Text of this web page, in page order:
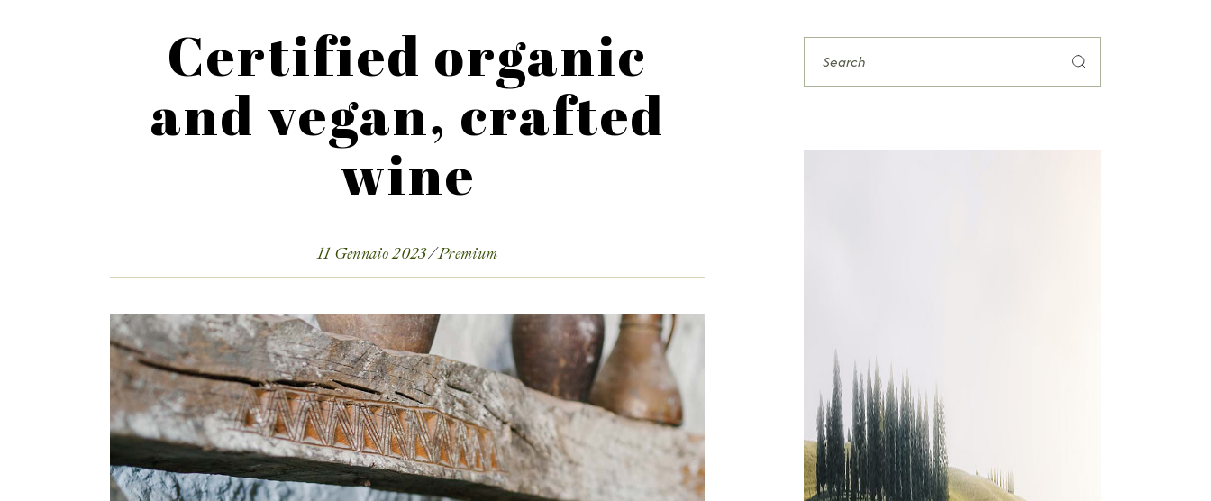
Certified organic
and vegan, crafted
wine
11 Gennaio 2023 Premium